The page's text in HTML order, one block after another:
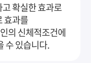
확실한 효과로
효과를
의 신체적조건에
수 있습니다.